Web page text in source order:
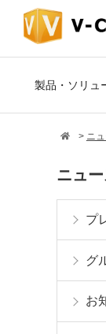
製品・ソリュ
ニ
ニュ
プ
グ
お